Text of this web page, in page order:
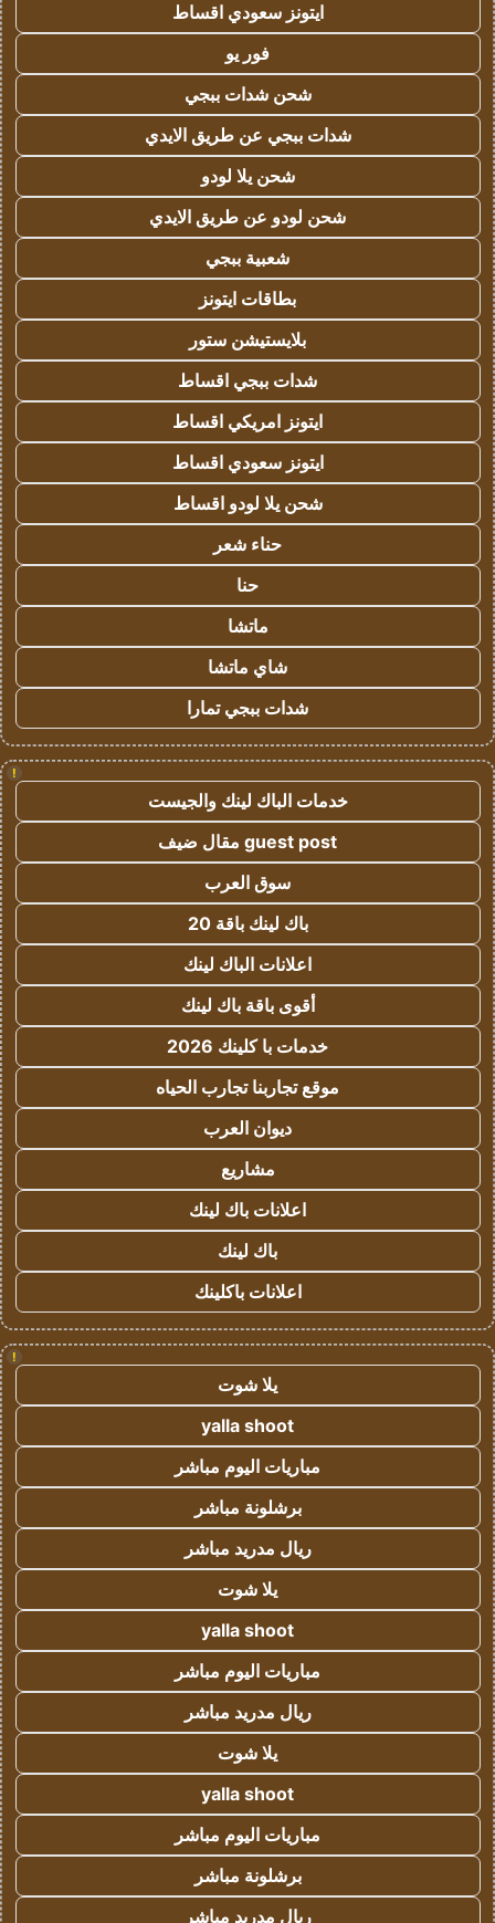
ايتونز سعودي اقساط
فور يو
شحن شدات ببجي
شدات ببجي عن طريق الايدي
شحن يلا لودو
شحن لودو عن طريق الايدي
شعبية ببجي
بطاقات ايتونز
بلايستيشن ستور
شدات ببجي اقساط
ايتونز امريكي اقساط
ايتونز سعودي اقساط
شحن يلا لودو اقساط
حناء شعر
حنا
ماتشا
شاي ماتشا
شدات ببجي تمارا
!
خدمات الباك لينك والجيست
guest post مقال ضيف
سوق العرب
باك لينك باقة 20
اعلانات الباك لينك
أقوى باقة باك لينك
خدمات با كلينك 2026
موقع تجاربنا تجارب الحياه
ديوان العرب
مشاريع
اعلانات باك لينك
باك لينك
اعلانات باكلينك
!
يلا شوت
yalla shoot
مباريات اليوم مباشر
برشلونة مباشر
ريال مدريد مباشر
يلا شوت
yalla shoot
مباريات اليوم مباشر
ريال مدريد مباشر
يلا شوت
yalla shoot
مباريات اليوم مباشر
برشلونة مباشر
ريال مدريد مباشر